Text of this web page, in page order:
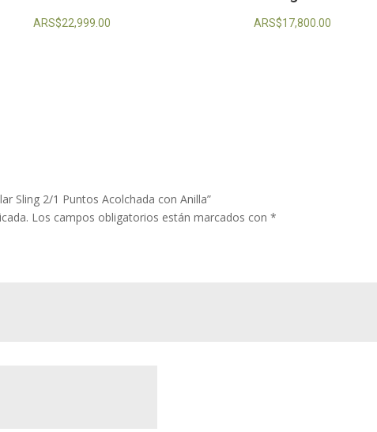
ARS$22,999.00 ARS$17,800.00
Sling 2/1 Puntos Acolchada con Anilla”
Los campos obligatorios están marcados con*